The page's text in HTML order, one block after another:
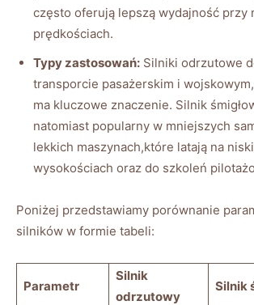
⁣często oferują⁤ lepszą wydajność przy
prędkościach.
Typy zastosowań: Silniki odrzutowe⁤
transporcie pasażerskim i⁤
ma kluczowe ​znaczenie.⁤ Silnik
natomiast ‌popularny w mniejszych
lekkich ⁤maszynach,które latają ⁢na
wysokościach oraz‍ do szkoleń
Poniżej przedstawiamy porównanie
silników w formie tabeli:
Parametr
Silnik⁤
odrzutowy
Silnik